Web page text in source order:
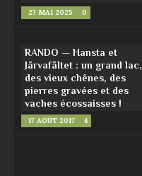
27 MAI 2025 0
RANDO — Hansta et
Järvafältet : un grand lac,
des vieux chênes, des
pierres gravées et des
vaches écossaisses !
17 AOÛT 2017 4